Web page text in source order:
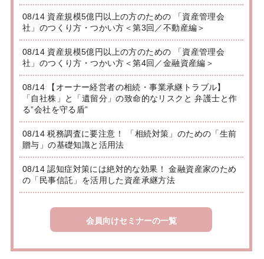
08/14 資産規模5億円以上の方のための 「資産管理会
社」のつくり方・つかい方＜第3回／不動産編＞
08/14 資産規模5億円以上の方のための 「資産管理会
社」のつくり方・つかい方＜第4回／金融資産編＞
08/14 【オーナー経営者の相続・事業承継トラブル】
「自社株」と「遺留分」の致命的なリスクと 弁護士と作
る”会社を守る盾”
08/14 税務調査に要注意！ 「相続対策」のための「生前
贈与」の基礎知識と活用法
08/14 認知症対策には絶対的な効果！ 金融資産家のため
の「民事信託」を活用した資産承継方法
会員向けセミナーの一覧